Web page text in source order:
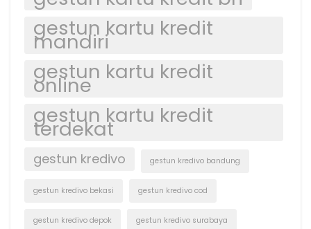
gestun kartu kredit
mandiri
gestun kartu kredit
online
gestun kartu kredit
terdekat
gestun kredivo gestun kredivo bandung
gestun kredivo bekasi gestun kredivo cod
gestun kredivo depok gestun kredivo surabaya